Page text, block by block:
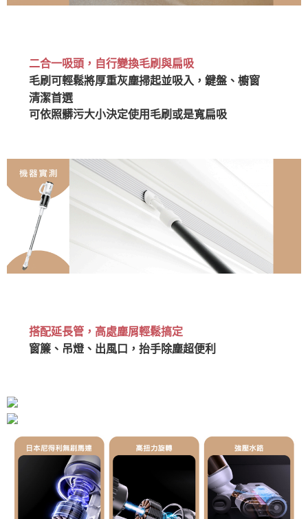
二合一吸頭，自行變換毛刷與扁吸
毛刷可輕鬆將厚重灰塵掃起並吸入，鍵盤、櫥窗
清潔首選
可依照髒污大小決定使用毛刷或是寬扁吸
搭配延長管，高處塵屑輕鬆搞定
窗簾、吊燈、出風口，抬手除塵超便利